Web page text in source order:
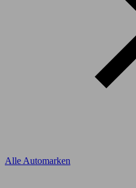
Alle Automarken